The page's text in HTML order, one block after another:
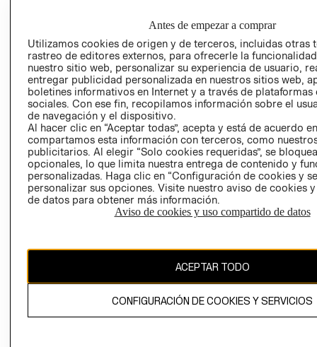
AVISO DE
COOKIES
LIBRO DE
Ecuador ($)
CAMBIAR REGIÓN
El contenido de esta página web está protegido por copyright y es
Antes de empezar a comprar
Utilizamos cookies de origen y de terceros, incluidas otras
rastreo de editores externos, para ofrecerle la
nuestro sitio web, personalizar su experiencia de usuario,
entregar publicidad personalizada en nuestros sitios web,
boletines informativos en Internet y a través de plataformas
sociales. Con ese fin, recopilamos información sobre el
de navegación y el dispositivo.
Al hacer clic en “Aceptar todas”, acepta y está de acuerdo
compartamos esta información con terceros, como
publicitarios. Al elegir “Solo cookies requeridas”, se
opcionales, lo que limita nuestra entrega de contenido y
personalizadas. Haga clic en “Configuración de cookies y
personalizar sus opciones. Visite nuestro aviso de cookies
de datos para obtener más información.
Aviso de cookies y uso compartido de datos
ACEPTAR TODO
CONFIGURACIÓN DE COOKIES Y SERVICIOS